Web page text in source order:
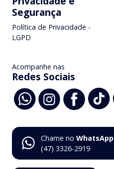
Segurança
Política de Privacidade -
LGPD
Acompanhe nas
Redes Sociais
Chame no WhatsApp
(47) 3326-2919